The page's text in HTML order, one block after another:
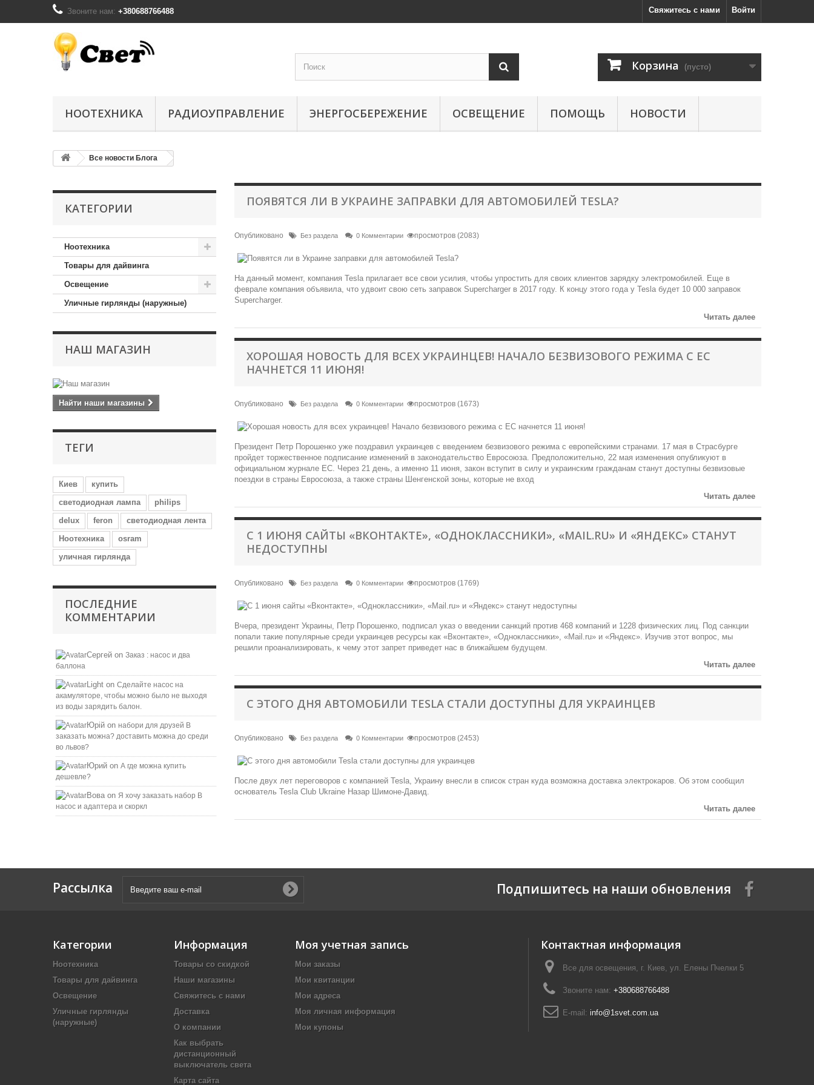
Войти
Свяжитесь с нами
Звоните нам: +380688766488
Корзина (пусто)
НООТЕХНИКА РАДИОУПРАВЛЕНИЕ ЭНЕРГОСБЕРЕЖЕНИЕ ОСВЕЩЕНИЕ ПОМОЩЬ НОВОСТИ
Все новости Блога
КАТЕГОРИИ
Ноотехника
Товары для дайвинга
Освещение
Уличные гирлянды (наружные)
НАШ МАГАЗИН
Найти наши магазины
ТЕГИ
Киев
купить
светодиодная лампа
philips
delux
feron
светодиодная лента
Ноотехника
osram
уличная гирлянда
ПОСЛЕДНИЕ
КОММЕНТАРИИ
Сергей on Заказ : насос и два
баллона
Light on Сделайте насос на
акамуляторе, чтобы можно было не выходя
из воды зарядить балон.
Юрій on набори для друзей B
заказать можна? доставить можна до среди
во львов?
Юрий on А где можна купить
дешевле?
Вова on Я хочу заказать набор B
насос и адаптера и скоркл
ПОЯВЯТСЯ ЛИ В УКРАИНЕ ЗАПРАВКИ ДЛЯ АВТОМОБИЛЕЙ TESLA?
Опубликовано Без раздела 0 Комментарии просмотров (2083)
На данный момент, компания Tesla прилагает все свои усилия, чтобы упростить для своих клиентов зарядку электромобилей. Еще в
феврале компания объявила, что удвоит свою сеть заправок Supercharger в 2017 году. К концу этого года у Tesla будет 10 000 заправок
Supercharger.
Читать далее
ХОРОШАЯ НОВОСТЬ ДЛЯ ВСЕХ УКРАИНЦЕВ! НАЧАЛО БЕЗВИЗОВОГО РЕЖИМА С ЕС
НАЧНЕТСЯ 11 ИЮНЯ!
Опубликовано Без раздела 0 Комментарии просмотров (1673)
Президент Петр Порошенко уже поздравил украинцев с введением безвизового режима с европейскими странами. 17 мая в Страсбурге
пройдет торжественное подписание изменений в законодательство Евросоюза. Предположительно, 22 мая изменения опубликуют в
официальном журнале ЕС. Через 21 день, а именно 11 июня, закон вступит в силу и украинским гражданам станут доступны безвизовые
поездки в страны Евросоюза, а также страны Шенгенской зоны, которые не вход
Читать далее
С 1 ИЮНЯ САЙТЫ «ВКОНТАКТЕ», «ОДНОКЛАССНИКИ», «MAIL.RU» И «ЯНДЕКС» СТАНУТ
НЕДОСТУПНЫ
Опубликовано Без раздела 0 Комментарии просмотров (1769)
Вчера, президент Украины, Петр Порошенко, подписал указ о введении санкций против 468 компаний и 1228 физических лиц. Под санкции
попали такие популярные среди украинцев ресурсы как «Вконтакте», «Одноклассники», «Mail.ru» и «Яндекс». Изучив этот вопрос, мы
решили проанализировать, к чему этот запрет приведет нас в ближайшем будущем.
Читать далее
С ЭТОГО ДНЯ АВТОМОБИЛИ TESLA СТАЛИ ДОСТУПНЫ ДЛЯ УКРАИНЦЕВ
Опубликовано Без раздела 0 Комментарии просмотров (2453)
После двух лет переговоров с компанией Tesla, Украину внесли в список стран куда возможна доставка электрокаров. Об этом сообщил
основатель Tesla Club Ukraine Назар Шимоне-Давид.
Читать далее
Рассылка Подпишитесь на наши обновления
Категории
Ноотехника
Товары для дайвинга
Освещение
Уличные гирлянды
(наружные)
Информация
Товары со скидкой
Наши магазины
Свяжитесь с нами
Доставка
О компании
Как выбрать
дистанционный
выключатель света
Карта сайта
Моя учетная запись
Мои заказы
Мои квитанции
Мои адреса
Моя личная информация
Мои купоны
Контактная информация
Все для освещения, г. Киев, ул. Елены Пчелки 5
Звоните нам: +380688766488
E-mail: info@1svet.com.ua